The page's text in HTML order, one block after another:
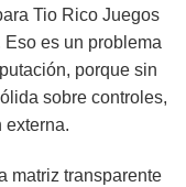
Tio Rico Juegos
es un problema
porque sin
sobre controles,
externa.
matriz transparente